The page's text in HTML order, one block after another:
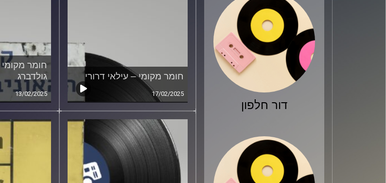
דור חלפון
חומר מקומי – עילאי דרורי
17/02/2025
חומר
גולדברג
13/02/2025